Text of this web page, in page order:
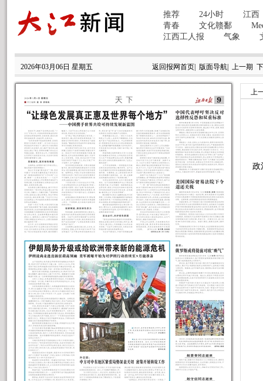
2026年03月06日 星期五 返回报网首页| 版面导航| 上一期
上
政